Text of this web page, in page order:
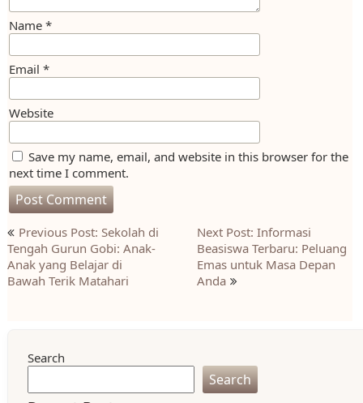
Name *
Email *
Website
Save my name, email, and website in this browser for the
next time I comment.
Post
navigation
Previous Post: Sekolah di
Tengah Gurun Gobi: Anak-
Anak yang Belajar di
Bawah Terik Matahari
Next Post: Informasi
Beasiswa Terbaru: Peluang
Emas untuk Masa Depan
Anda
Search
Search